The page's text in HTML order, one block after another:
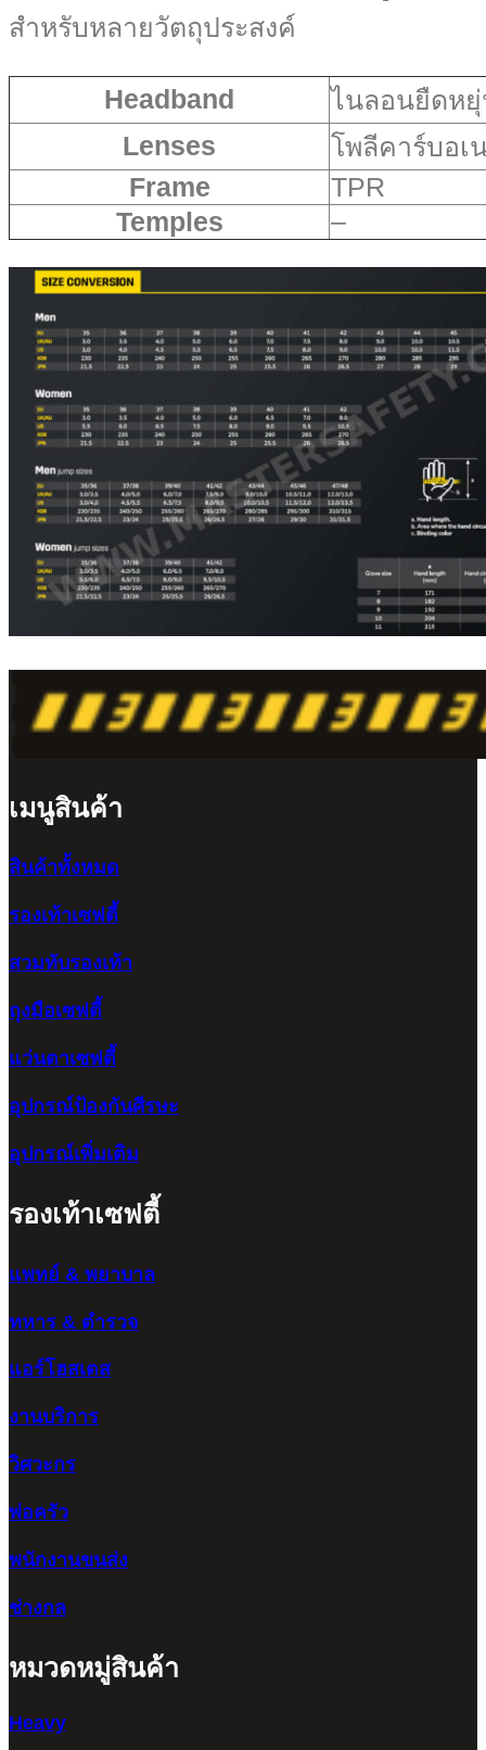
สำหรับหลายวัตถุประสงค์
Headband
ไนลอนยืดห
Lenses
โพลีคาร์บอเ
Frame
TPR
Temples
–
เมนูสินค้า
สินค้าทั้งหมด
รองเท้าเซฟตี้
สวมทับรองเท้า
ถุงมือเซฟตี้
แว่นตาเซฟตี้
อุปกรณ์ป้องกันศีรษะ
อุปกรณ์เพิ่มเติม
รองเท้าเซฟตี้
แพทย์ & พยาบาล
ทหาร & ตำรวจ
แอร์โฮสเตส
งานบริการ
วิศวะกร
พ่อครัว
พนักงานขนส่ง
ช่างกล
หมวดหมู่สินค้า
Heavy